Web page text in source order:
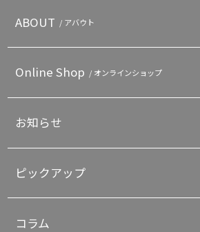
ABOUT / アバウト
Online Shop / オンラインショップ
お知らせ
ピックアップ
コラム